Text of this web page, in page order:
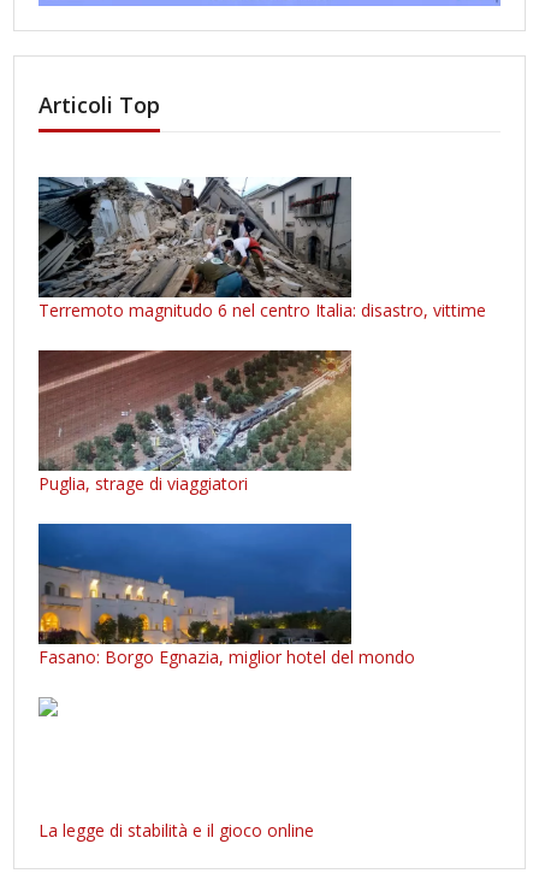
Articoli Top
Terremoto magnitudo 6 nel centro Italia: disastro, vittime
Puglia, strage di viaggiatori
Fasano: Borgo Egnazia, miglior hotel del mondo
La legge di stabilità e il gioco online